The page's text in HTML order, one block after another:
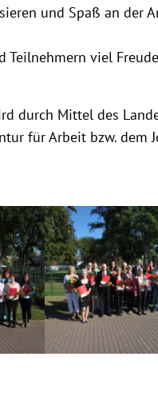
und Spaß an der
Teilnehmern viel
durch Mittel des
für Arbeit bzw. dem